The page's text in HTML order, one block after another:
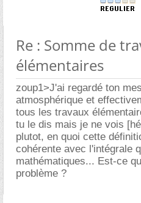
Re : Somme de
élémentaires
zoup1>J'ai regardé ton
atmosphérique et
tous les travaux
tu le dis mais je ne vois
plutot, en quoi cette
cohérente avec l'intégrale
mathématiques... Est-ce
problème ?